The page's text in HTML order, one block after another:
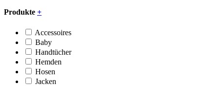
Produkte +
Accessoires
Baby
Handtücher
Hemden
Hosen
Jacken